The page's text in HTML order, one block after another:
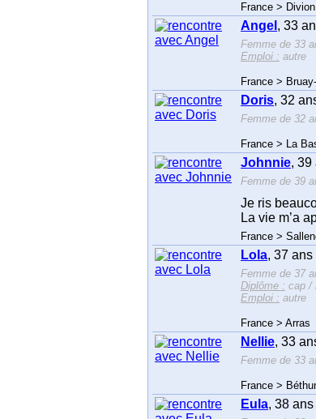
France > Divion
Angel , 33
Femme de 33
Emploi : autre
France >
Doris, 32
Femme de 32
France > La
Johnnie, 39
Femme de 39
Je ris
La vie m’a
France >
Lola, 37 ans
Femme de 37
Diplôme : cap /
Emploi : autre
France > Arras
Nellie, 33
Femme de 33
France >
Eula, 38 ans